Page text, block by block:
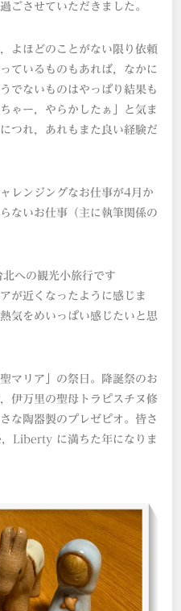
ごさせていただきました。
よほどのことがない限り依頼
ているものもあれば，なかに
でないものはやっぱり結果も
ゃー，やらかしたぁ」と気ま
つれ，あれもまた良い経験だ
レンジングなお仕事が4月か
ないお仕事（主に執筆関係の
への観光小旅行です
が近くなったように感じま
気をめいっぱい感じたいと思
マリア」の祭日。降誕祭のお
伊万里の聖母トラピスチヌ修
な陶器製のプレゼピオ。皆さ
Liberty に満ちた年になりま